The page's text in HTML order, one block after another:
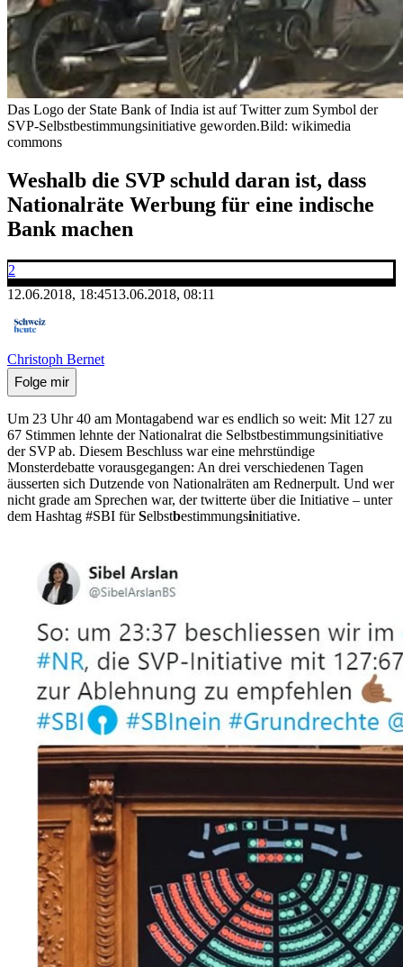
Das Logo der State Bank of India ist auf Twitter zum Symbol der
SVP-Selbstbestimmungsinitiative geworden.Bild: wikimedia
commons
Weshalb die SVP schuld daran ist, dass
Nationalräte Werbung für eine indische
Bank machen
2
12.06.2018, 18:4513.06.2018, 08:11
Christoph Bernet
Folge mir
Um 23 Uhr 40 am Montagabend war es endlich so weit: Mit 127 zu
67 Stimmen lehnte der Nationalrat die Selbstbestimmungsinitiative
der SVP ab. Diesem Beschluss war eine mehrstündige
Monsterdebatte vorausgegangen: An drei verschiedenen Tagen
äusserten sich Dutzende von Nationalräten am Rednerpult. Und wer
nicht grade am Sprechen war, der twitterte über die Initiative – unter
dem Hashtag #SBI fürSelbstbestimmungsinitiative.